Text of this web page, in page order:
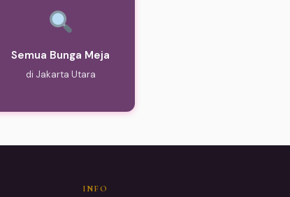
Semua Bunga Meja
di Jakarta Utara
INFO